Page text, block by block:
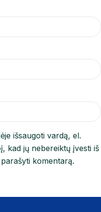
išsaugoti vardą, el.
kad jų nebereiktų įvesti iš
komentarą.